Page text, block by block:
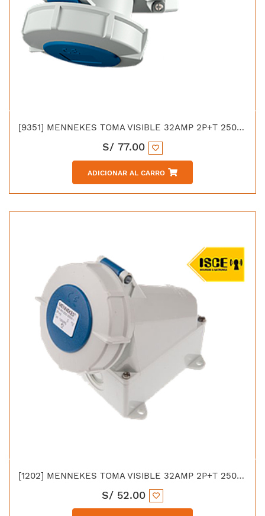
[9351] MENNEKES TOMA VISIBLE 32AMP 2P+T 250V AZUL 6H IP67 LIBRE DE HALOGENO
S/ 77.00
ADICIONAR AL CARRO
[1202] MENNEKES TOMA VISIBLE 32AMP 2P+T 250V AZUL 6H IP67
S/ 52.00